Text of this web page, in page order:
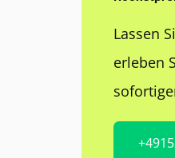
Lassen
erleben